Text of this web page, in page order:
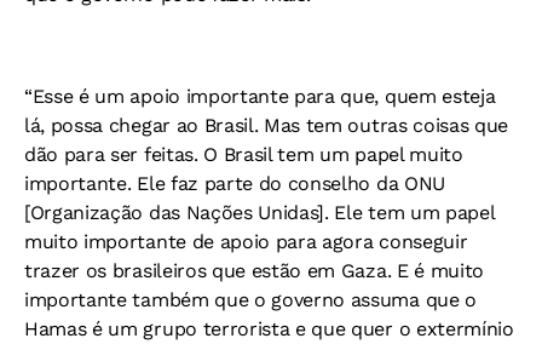
“Esse é um apoio importante para que, quem esteja
lá, possa chegar ao Brasil. Mas tem outras coisas que
dão para ser feitas. O Brasil tem um papel muito
importante. Ele faz parte do conselho da ONU
[Organização das Nações Unidas]. Ele tem um papel
muito importante de apoio para agora conseguir
trazer os brasileiros que estão em Gaza. E é muito
importante também que o governo assuma que o
Hamas é um grupo terrorista e que quer o extermínio